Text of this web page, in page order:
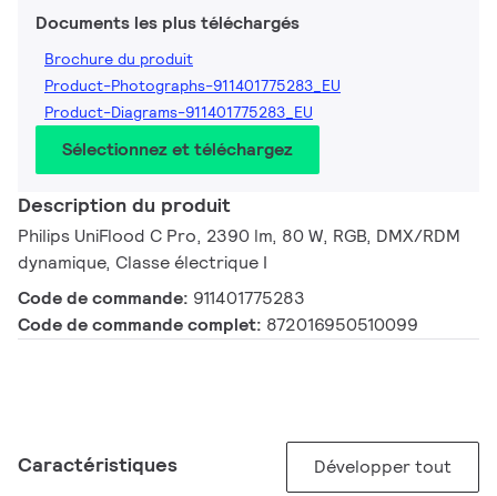
Documents les plus téléchargés
Brochure du produit
Product-Photographs-911401775283_EU
Product-Diagrams-911401775283_EU
Sélectionnez et téléchargez
Description du produit
Philips UniFlood C Pro, 2390 lm, 80 W, RGB, DMX/RDM
dynamique, Classe électrique I
Code de commande: 911401775283
Code de commande complet: 872016950510099
Caractéristiques Développer tout